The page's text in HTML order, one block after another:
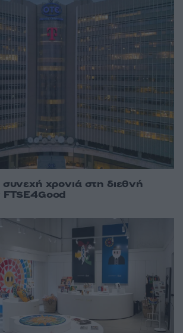
χρονιά στη διεθνή
FTSE4Good